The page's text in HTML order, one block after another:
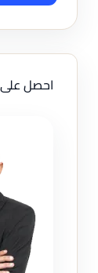
احصل